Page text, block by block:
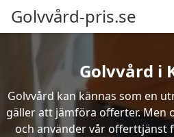
Golvvård-pris.se
Golvvård i
Golvvård kan kännas som en
gäller att jämföra offerter. Men
och använder vår offerttjänst